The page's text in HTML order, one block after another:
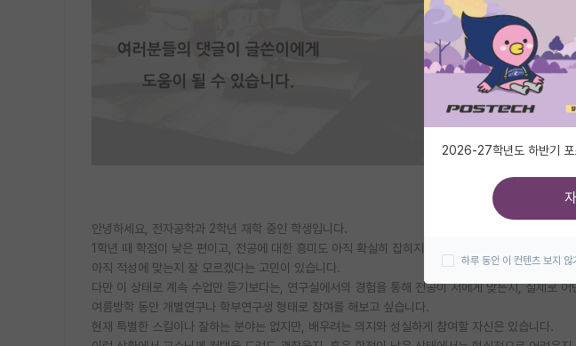
안녕하세요, 전자공학과 2학년 재학 중인 학생입니다.
1학년 때 학점이 낮은 편이고, 전공에 대한 흥미도 아직 확실히 잡히지 않은 상태입니다. 원래는 생명
아직 적성에 맞는지 잘 모르겠다는 고민이 있습니다.
다만 이 상태로 계속 수업만 듣기보다는, 연구실에서의 경험을 통해 전공이 저에게 맞는지, 실제로
여름방학 동안 개별연구나 학부연구생 형태로 참여를 해보고 싶습니다.
현재 특별한 스킬이나 잘하는 분야는 없지만, 배우려는 의지와 성실하게 참여할 자신은 있습니다.
2026-27학년도 하반기 포
하루 동안 이 컨텐츠 보지 않